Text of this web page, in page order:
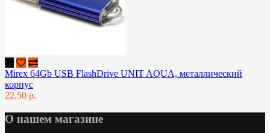
Mirex 64Gb USB FlashDrive UNIT AQUA, металлический
корпус
22.50 р.
О нашем магазине